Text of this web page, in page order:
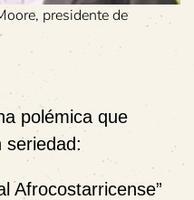
presidente de
polémica que
seriedad:
Afrocostarricense”